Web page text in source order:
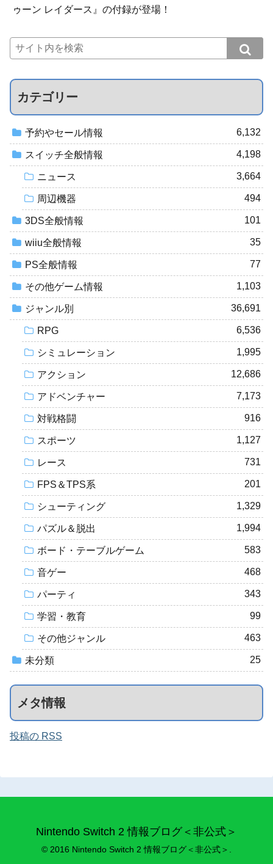
ゥーン レイダース』の付録が登場！
カテゴリー
予約やセール情報 6,132
スイッチ全般情報 4,198
ニュース 3,664
周辺機器 494
3DS全般情報 101
wiiu全般情報 35
PS全般情報 77
その他ゲーム情報 1,103
ジャンル別 36,691
RPG 6,536
シミュレーション 1,995
アクション 12,686
アドベンチャー 7,173
対戦格闘 916
スポーツ 1,127
レース 731
FPS＆TPS系 201
シューティング 1,329
パズル＆脱出 1,994
ボード・テーブルゲーム 583
音ゲー 468
パーティ 343
学習・教育 99
その他ジャンル 463
未分類 25
メタ情報
投稿の RSS
Nintendo Switch 2 情報ブログ＜非公式＞
© 2016 Nintendo Switch 2 情報ブログ＜非公式＞.